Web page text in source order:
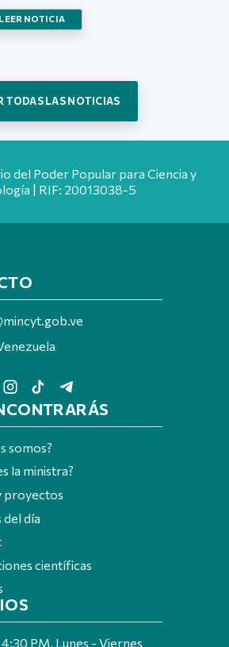
LEER NOTICIA
TODAS LAS NOTICIAS
del Poder Popular para Ciencia y
| RIF: 20013038-5
somos?
la ministra?
proyectos
del día
científicas
PM, Lunes - Viernes